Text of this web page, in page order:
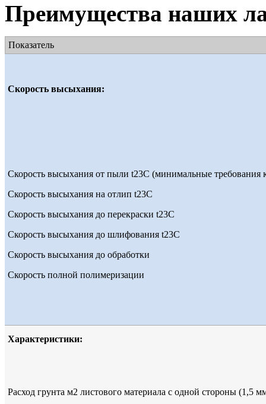
Преимущества наших
Показатель
Скорость высыхания:
Скорость высыхания от пыли t23С (минимальные требования
Скорость высыхания на отлип t23С
Скорость высыхания до перекраски t23С
Скорость высыхания до шлифования t23С
Скорость высыхания до обработки
Скорость полной полимеризации
Характеристики:
Расход грунта м2 листового материала с одной стороны (1,5